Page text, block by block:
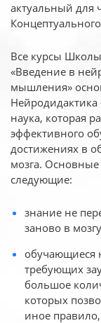
актуальный для
Все курсы
«Введение в
мышления»
Нейродидактика
наука, которая
эффективного
достижениях в
мозга.
следующие:
знание не
заново в
обучающиеся
требующих
большое
которых
иное